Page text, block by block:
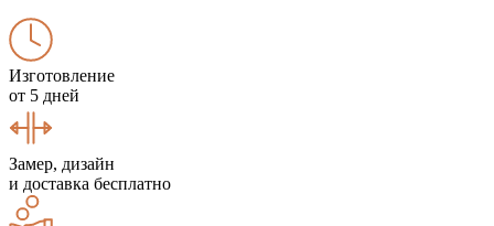
Изготовление
от 5 дней
Замер, дизайн
и доставка бесплатно